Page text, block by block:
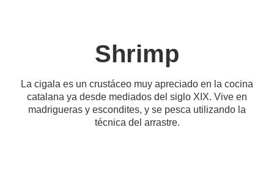
Shrimp
La cigala es un crustáceo muy apreciado en la cocina
catalana ya desde mediados del siglo XIX. Vive en
madrigueras y escondites, y se pesca utilizando la
técnica del arrastre.